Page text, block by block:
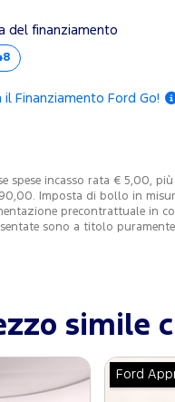
del finanziamento
il Finanziamento Ford Go!
incasso rata € 5,00,
Imposta di bollo in
precontrattuale in
sono a titolo
Ford